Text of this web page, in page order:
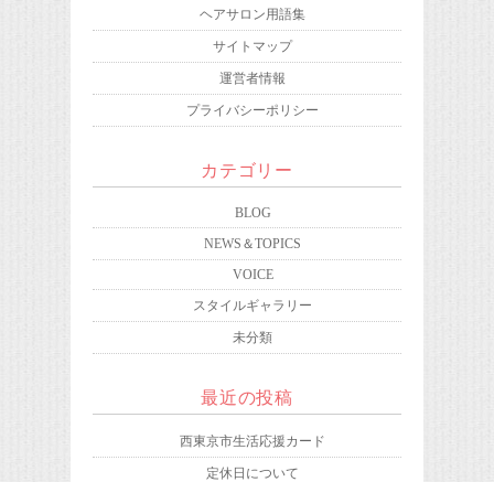
ヘアサロン用語集
サイトマップ
運営者情報
プライバシーポリシー
カテゴリー
BLOG
NEWS＆TOPICS
VOICE
スタイルギャラリー
未分類
最近の投稿
西東京市生活応援カード
定休日について